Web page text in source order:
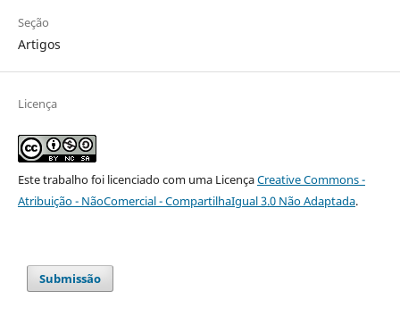
Seção
Artigos
Licença
Este trabalho foi licenciado com uma LicençaCreative Commons -
Atribuição - NãoComercial - CompartilhaIgual 3.0 Não Adaptada.
Submissão